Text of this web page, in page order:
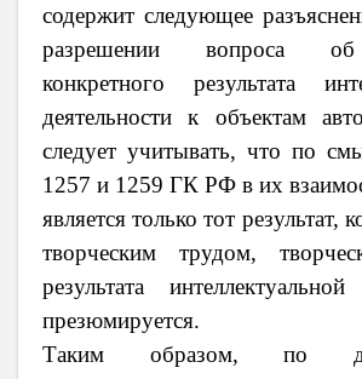
содержит следующее
разрешении вопроса об
конкретного результата
деятельности к объектам
следует учитывать, что по
1257 и 1259 ГК РФ в их
является только тот результат,
творческим трудом,
результата интеллектуальной
презюмируется.
Таким образом, по